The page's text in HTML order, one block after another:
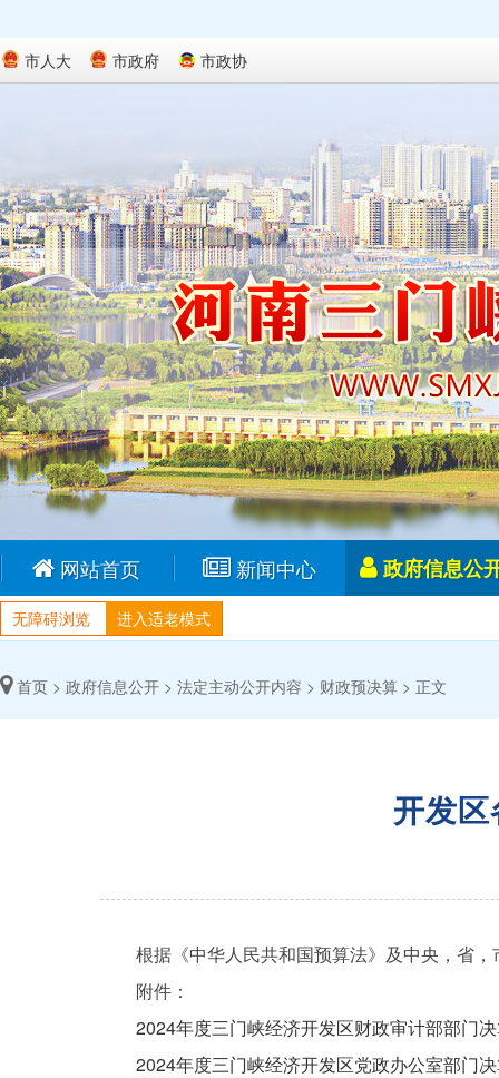
市人大 市政府 市政协
网站首页 新闻中心 政府信息公
无障碍浏览 进入适老模式
首页 > 政府信息公开 > 法定主动公开内容 > 财政预决算 > 正文
开发区
根据《中华人民共和国预算法》及中央，省，
附件：
2024年度三门峡经济开发区财政审计部部门
2024年度三门峡经济开发区党政办公室部门